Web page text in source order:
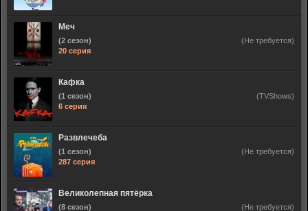
Меч
(2 сезон)
20 серия
(Не требуется)
Кафка
(1 сезон)
6 серия
(TVShows)
Развлечеба
(1 сезон)
287 серия
(Не требуется)
Великолепная пятёрка
(8 сезон) (Не требуется)